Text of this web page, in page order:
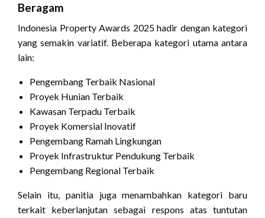
Beragam
Indonesia Property Awards 2025 hadir dengan kategori
yang semakin variatif. Beberapa kategori utama antara
lain:
Pengembang Terbaik Nasional
Proyek Hunian Terbaik
Kawasan Terpadu Terbaik
Proyek Komersial Inovatif
Pengembang Ramah Lingkungan
Proyek Infrastruktur Pendukung Terbaik
Pengembang Regional Terbaik
Selain itu, panitia juga menambahkan kategori baru
terkait keberlanjutan sebagai respons atas tuntutan